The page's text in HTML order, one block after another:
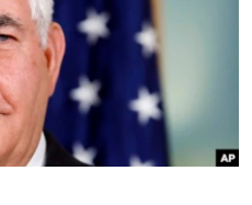
فرهنگ و زندگی
حقوق شهروندی
اقتصادی
علم و فناوری
انتخابات ریاست جمهوری آمریکا ۲۰۲۴
حمله جمهوری اسلامی به اسرائیل
رمز مهسا
زبانهای مختلف